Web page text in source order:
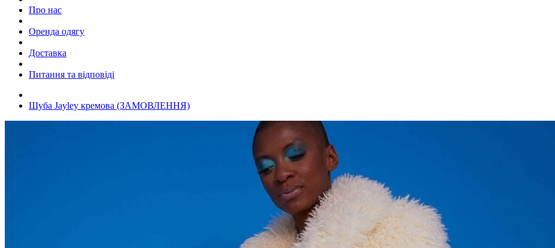
Про нас
Оренда одягу
Доставка
Питання та відповіді
Шуба Jayley кремова (ЗАМОВЛЕННЯ)